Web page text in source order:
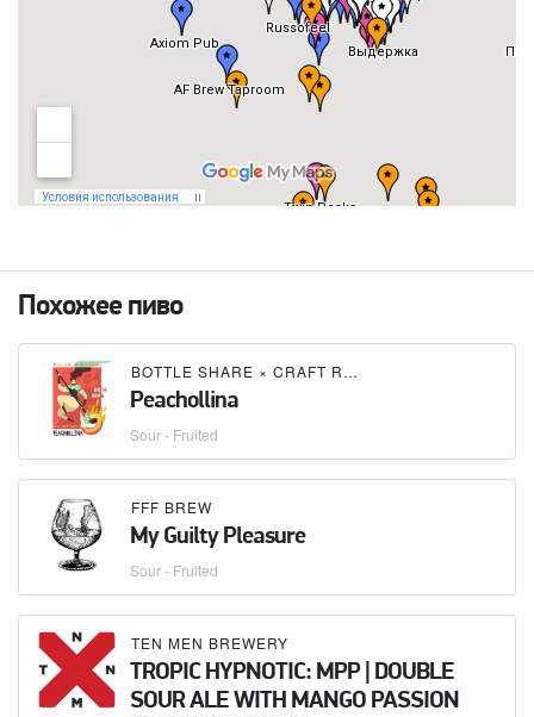
Похожее пиво
BOTTLE SHARE × CRAFT REPUBLIC
Peachollina
Sour - Fruited
FFF BREW
My Guilty Pleasure
Sour - Fruited
TEN MEN BREWERY
TROPIC HYPNOTIC: MPP | DOUBLE
SOUR ALE WITH MANGO PASSION